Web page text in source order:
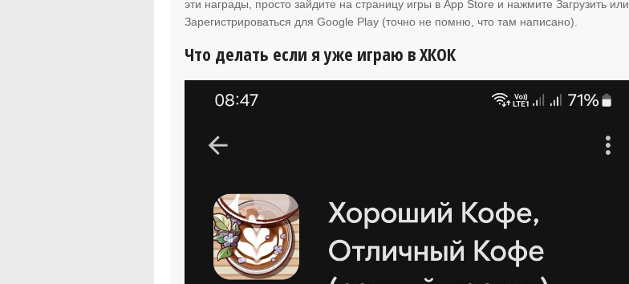
эти награды, просто зайдите на страницу игры в App Store и нажмите Загрузить или
Зарегистрироваться для Google Play (точно не помню, что там написано).
Что делать если я уже играю в ХКОК